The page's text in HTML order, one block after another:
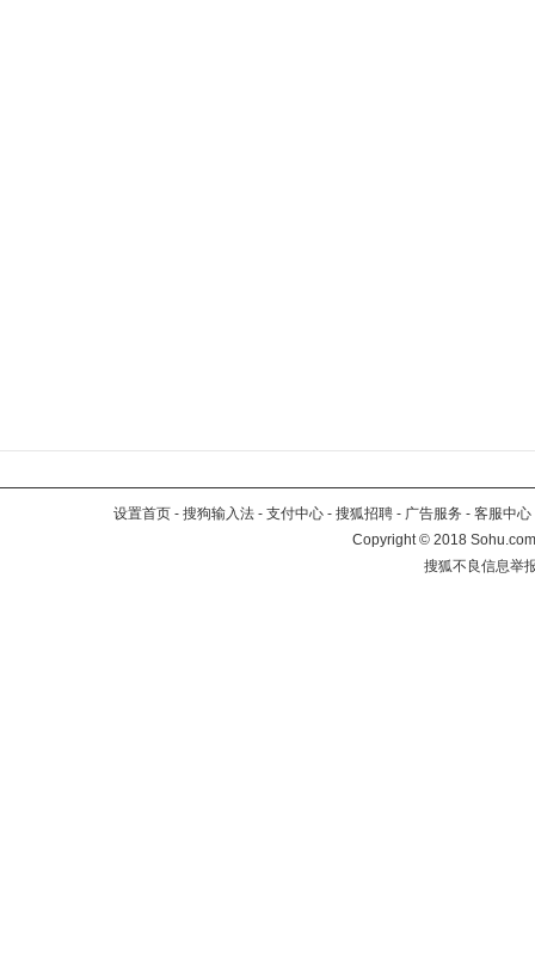
设置首页 - 搜狗输入法 - 支付中心 - 搜狐招聘 - 广告服务 - 客服中心
Copyright©2018
搜狐不良信息举